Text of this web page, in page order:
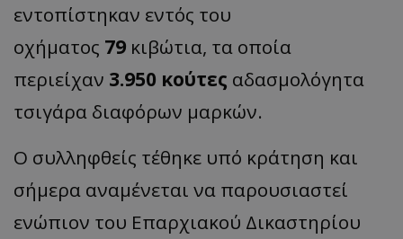
εντοπίστηκαν εντός του
οχήματος 79 κιβώτια, τα οποία
περιείχαν 3.950 κούτες αδασμολόγητα
τσιγάρα διαφόρων μαρκών.
Ο συλληφθείς τέθηκε υπό κράτηση και
σήμερα αναμένεται να παρουσιαστεί
ενώπιον του Επαρχιακού Δικαστηρίου